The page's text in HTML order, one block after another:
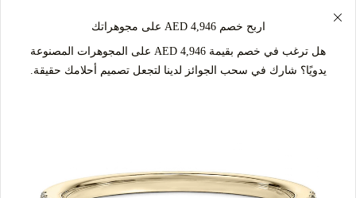
اربح خصم AED 4,946 على مجوهراتك
هل ترغب في خصم بقيمة AED 4,946 على المجوهرات المصنوعة
يدويًا؟ شارك في سحب الجوائز لدينا لتجعل تصميم أحلامك حقيقة.